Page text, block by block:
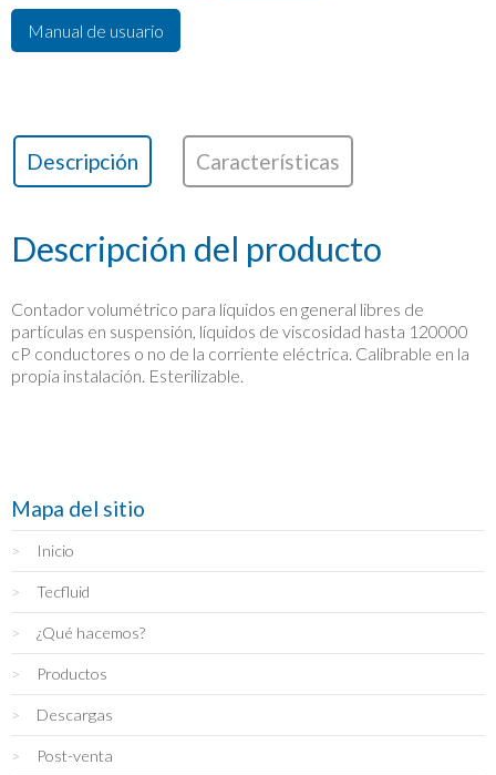
Manual de usuario
Descripción (solapa activa)
Características
Descripción del producto
Contador volumétrico para líquidos en general libres de
partículas en suspensión, líquidos de viscosidad hasta 120000
cP conductores o no de la corriente eléctrica. Calibrable en la
propia instalación. Esterilizable.
Mapa del sitio
Inicio
Tecfluid
¿Qué hacemos?
Productos
Descargas
Post-venta